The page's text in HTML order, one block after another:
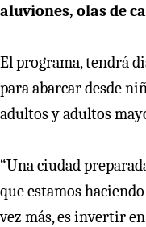
aluviones, olas de
El programa, tendrá
para abarcar desde
adultos y adultos
“Una ciudad
que estamos
vez más, es invertir